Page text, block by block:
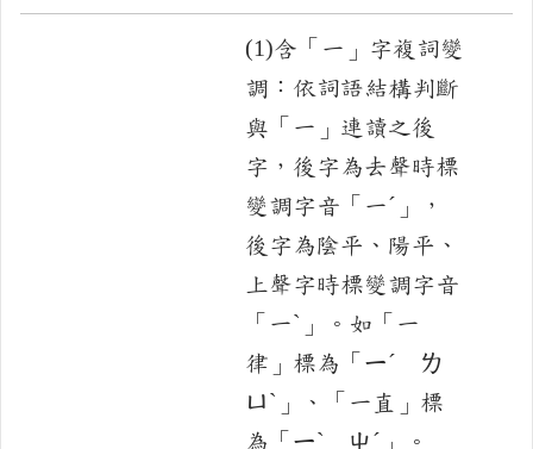
(1)含「一」字複詞變
調：依詞語結構判斷
與「一」連讀之後
字，後字為去聲時標
變調字音「一ˊ」，
後字為陰平、陽平、
上聲字時標變調字音
「一ˋ」。如「一
律」標為「ㄧˊ ㄌ
ㄩˋ」、「一直」標
為「ㄧˋ ㄓˊ」。